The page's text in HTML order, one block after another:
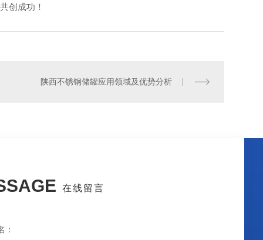
创成功！
陕西不锈钢储罐应用领域及优势分析
在线留言